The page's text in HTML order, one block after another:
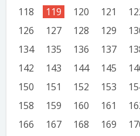
118
119 120 121
126
127 128 129
134
135 136 137
142
143 144 145
150
151 152 153
158
159 160 161
166
167 168 169